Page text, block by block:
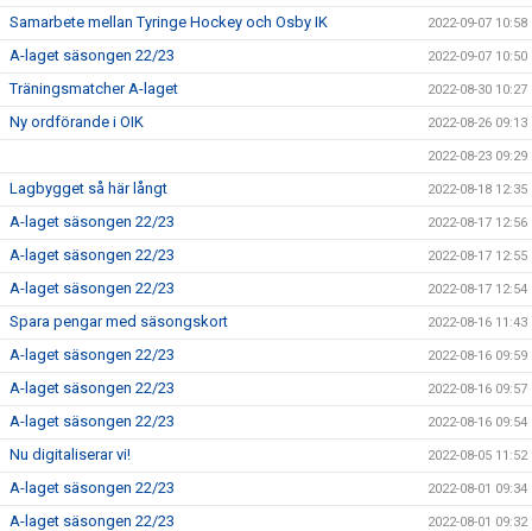
Samarbete mellan Tyringe Hockey och Osby IK 2022-09-07 10:58
A-laget säsongen 22/23 2022-09-07 10:50
Träningsmatcher A-laget 2022-08-30 10:27
Ny ordförande i OIK 2022-08-26 09:13
2022-08-23 09:29
Lagbygget så här långt 2022-08-18 12:35
A-laget säsongen 22/23 2022-08-17 12:56
A-laget säsongen 22/23 2022-08-17 12:55
A-laget säsongen 22/23 2022-08-17 12:54
Spara pengar med säsongskort 2022-08-16 11:43
A-laget säsongen 22/23 2022-08-16 09:59
A-laget säsongen 22/23 2022-08-16 09:57
A-laget säsongen 22/23 2022-08-16 09:54
Nu digitaliserar vi! 2022-08-05 11:52
A-laget säsongen 22/23 2022-08-01 09:34
A-laget säsongen 22/23 2022-08-01 09:32